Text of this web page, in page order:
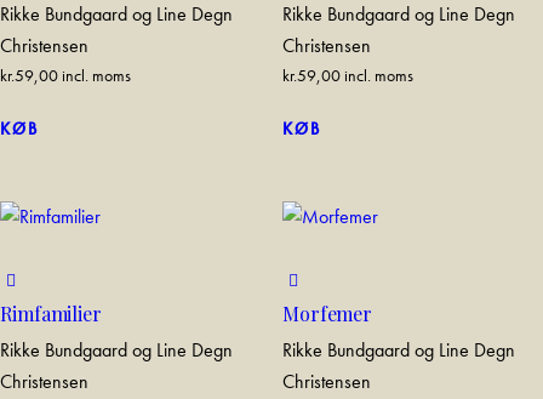
Rikke Bundgaard og Line Degn
Christensen
kr.59,00incl. moms
KØB
Rikke Bundgaard og Line Degn
Christensen
kr.59,00incl. moms
KØB
Rimfamilier
Rikke Bundgaard og Line Degn
Christensen
Morfemer
Rikke Bundgaard og Line Degn
Christensen